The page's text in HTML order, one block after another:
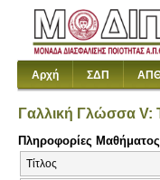
Αρχή ΣΔΠ
Γαλλική Γλώσσα V:
Πληροφορίες Μαθήματος
Τίτλος